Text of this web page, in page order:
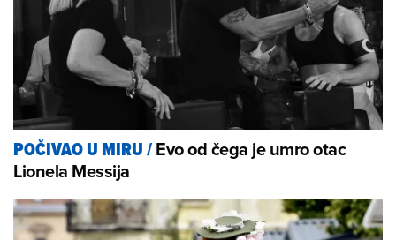
POČIVAO U MIRU/Evo od čega je umro otac
Lionela Messija